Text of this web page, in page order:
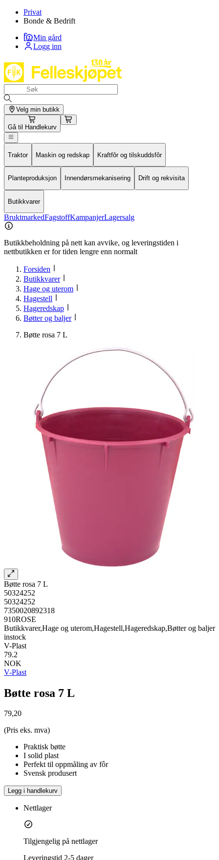
Privat
Bonde & Bedrift
Min gård
Logg inn
Velg min butikk
Gå til Handlekurv
Traktor Maskin og redskap Kraftfôr og tilskuddsfôr
Planteproduksjon Innendørsmekanisering Drift og rekvisita
Butikkvarer
BruktmarkedFagstoffKampanjerLagersalg
Butikkbeholdning på nett kan avvike, og leveringstiden i
nettbutikken er for tiden lengre enn normalt
Forsiden
Butikkvarer
Hage og uterom
Hagestell
Hageredskap
Bøtter og baljer
Bøtte rosa 7 L
Bøtte rosa 7 L
50324252
50324252
7350020892318
910ROSE
Butikkvarer,Hage og uterom,Hagestell,Hageredskap,Bøtter og baljer
instock
V-Plast
79.2
NOK
V-Plast
Bøtte rosa 7 L
79,20
(Pris eks. mva)
Praktisk bøtte
I solid plast
Perfekt til oppmåling av fôr
Svensk produsert
Legg i handlekurv
Nettlager
Tilgjengelig på nettlager
Leveringstid 2-5 dager